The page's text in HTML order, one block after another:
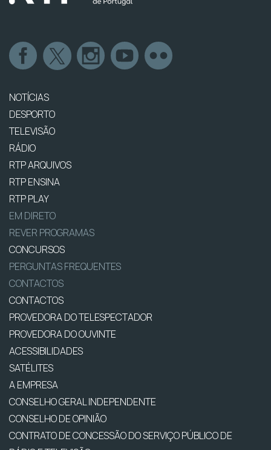
NOTÍCIAS
DESPORTO
TELEVISÃO
RÁDIO
RTP ARQUIVOS
RTP ENSINA
RTP PLAY
EM DIRETO
REVER PROGRAMAS
CONCURSOS
PERGUNTAS FREQUENTES
CONTACTOS
CONTACTOS
PROVEDORA DO TELESPECTADOR
PROVEDORA DO OUVINTE
ACESSIBILIDADES
SATÉLITES
A EMPRESA
CONSELHO GERAL INDEPENDENTE
CONSELHO DE OPINIÃO
CONTRATO DE CONCESSÃO DO SERVIÇO PÚBLICO DE